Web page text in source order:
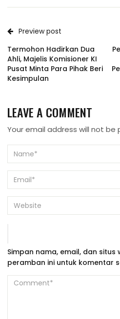
Preview post
Termohon Hadirkan Dua
Ahli, Majelis Komisioner KI
Pusat Minta Para Pihak Beri
Kesimpulan
LEAVE A COMMENT
Your email address will not be
Simpan nama, email, dan
peramban ini untuk komentar